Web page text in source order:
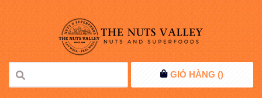
GIỎ HÀNG ()